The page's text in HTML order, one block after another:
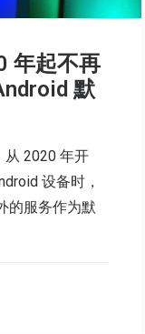
年起不再
默
从 2020 年开
设备时，
的服务作为默